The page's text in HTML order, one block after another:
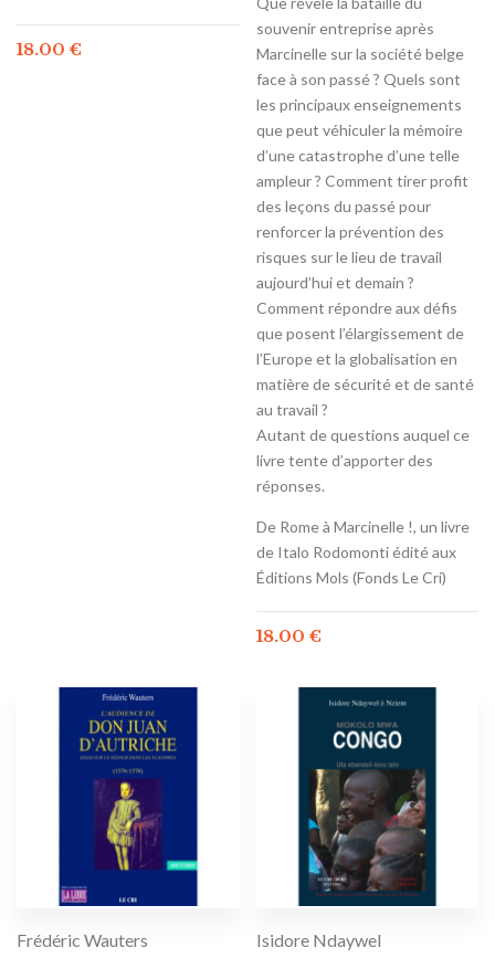
18.00 €
souvenir entreprise après
Marcinelle sur la société belge
face à son passé ? Quels sont
les principaux enseignements
que peut véhiculer la mémoire
d’une catastrophe d’une telle
ampleur ? Comment tirer profit
des leçons du passé pour
renforcer la prévention des
risques sur le lieu de travail
aujourd’hui et demain ?
Comment répondre aux défis
que posent l’élargissement de
l’Europe et la globalisation en
matière de sécurité et de santé
au travail ?
Autant de questions auquel ce
livre tente d’apporter des
réponses.
De Rome à Marcinelle !, un livre
de Italo Rodomonti édité aux
Éditions Mols (Fonds Le Cri)
18.00 €
Frédéric Wauters Isidore Ndaywel